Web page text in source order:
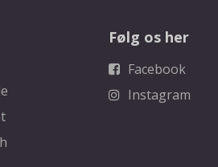
Følg os her
Facebook
Instagram